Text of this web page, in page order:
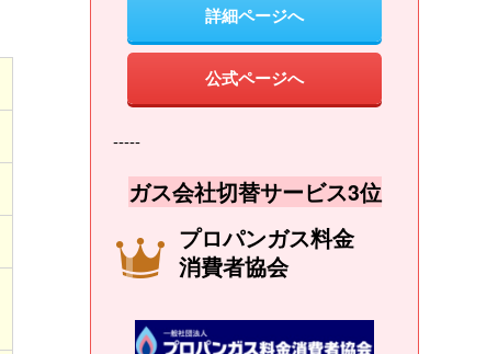
詳細ページへ
公式ページへ
-----
ガス会社切替サービス3位
プロパンガス料金
消費者協会